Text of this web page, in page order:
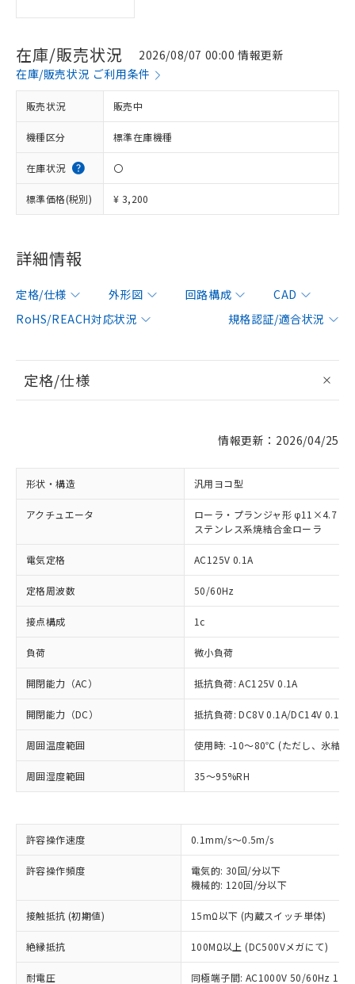
在庫/販売状況
2026/08/07 00:00 情報更新
在庫/販売状況 ご利用条件
販売状況 販売中
機種区分 標準在庫機種
在庫状況 〇
標準価格(税別) ¥ 3,200
詳細情報
定格/仕様 外形図 回路構成
CAD
RoHS/REACH対応状況
規格認証/適合状況
定格/仕様
情報更新：2026/04/25
形状・構造 汎用ヨコ型
アクチュエータ
ローラ・プランジャ形 φ11×4.7
ステンレス系焼結合金ローラ
電気定格 AC125V 0.1A
定格周波数 50/60Hz
接点構成 1c
負荷 微小負荷
開閉能力（AC） 抵抗負荷: AC125V 0.1A
開閉能力（DC） 抵抗負荷: DC8V 0.1A/DC14V 0.1A/
周囲温度範囲 使用時: -10～80℃ (ただし、氷結し
周囲湿度範囲 35～95%RH
許容操作速度 0.1mm/s～0.5m/s
許容操作頻度
電気的: 30回/分以下
機械的: 120回/分以下
接触抵抗 (初期値) 15mΩ以下 (内蔵スイッチ単体)
絶縁抵抗 100MΩ以上 (DC500Vメガにて)
耐電圧 同極端子間: AC1000V 50/60Hz
※1 対応状況
対応済み：EU RoHS指令（10物質）の
非含有に対応した製品が提供可能な商品で
対応予定：EU RoHS指令（10物質）の非含
有に対応した製品に切り替える予定のある